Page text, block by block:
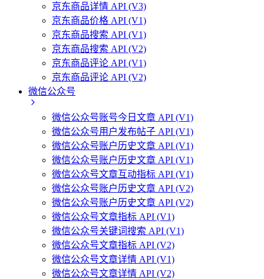
京东商品详情 API (V3)
京东商品价格 API (V1)
京东商品搜索 API (V1)
京东商品搜索 API (V2)
京东商品评论 API (V1)
京东商品评论 API (V2)
微信公众号
微信公众号账号今日文章 API (V1)
微信公众号用户发布帖子 API (V1)
微信公众号账户历史文章 API (V1)
微信公众号账户历史文章 API (V1)
微信公众号文章互动指标 API (V1)
微信公众号账户历史文章 API (V2)
微信公众号账户历史文章 API (V2)
微信公众号文章指标 API (V1)
微信公众号关键词搜索 API (V1)
微信公众号文章指标 API (V2)
微信公众号文章详情 API (V1)
微信公众号文章详情 API (V2)